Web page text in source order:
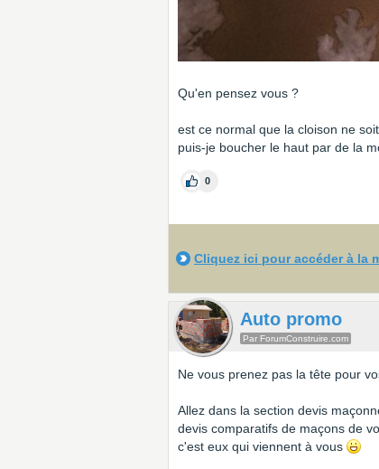
Qu'en pensez vous ?
est ce normal que la cloison ne
puis-je boucher le haut par de la
0
Cliquez ici pour accéder à la
Auto promo
Par ForumConstruire.com
Ne vous prenez pas la tête pour
Allez dans la section devis
devis comparatifs de maçons de
c'est eux qui viennent à vous